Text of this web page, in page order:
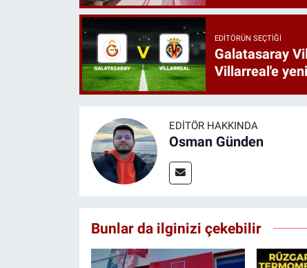
EDITÖRÜN SEÇTIĞI
Galatasaray
Villarreal'e
EDITÖR HAKKINDA
Osman Günden
Bunlar da ilginizi çekebilir